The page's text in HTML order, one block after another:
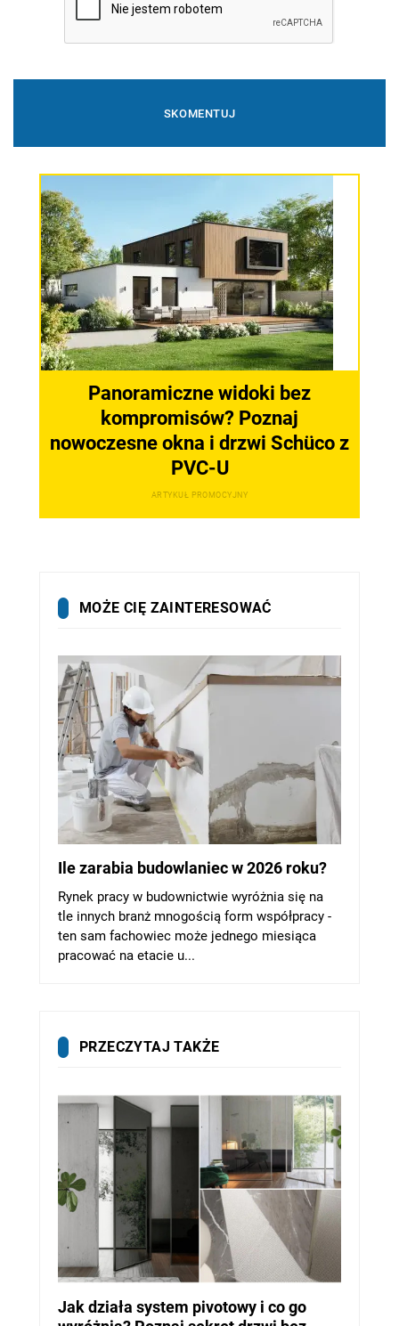
Panoramiczne widoki bez
kompromisów? Poznaj
nowoczesne okna i drzwi Schüco z
PVC-U
ARTYKUŁ PROMOCYJNY
MOŻE CIĘ ZAINTERESOWAĆ
Ile zarabia budowlaniec w 2026 roku?
Rynek pracy w budownictwie wyróżnia się na
tle innych branż mnogością form współpracy -
ten sam fachowiec może jednego miesiąca
pracować na etacie u...
PRZECZYTAJ TAKŻE
Jak działa system pivotowy i co go